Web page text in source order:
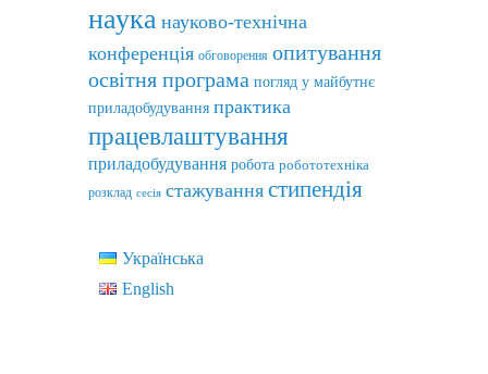
наука науково-технічна
конференція обговорення опитування
освітня програма погляд у майбутнє
приладобудування практика
працевлаштування
приладобудування робота робототехніка
розклад сесія стажування стипендія
Українська
English